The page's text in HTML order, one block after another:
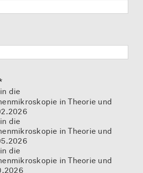
die
in Theorie und
die
in Theorie und
die
in Theorie und